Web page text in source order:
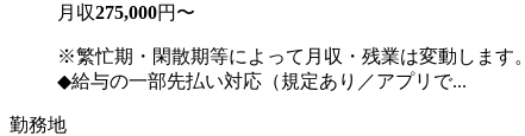
月収275,000円〜
※繁忙期・閑散期等によって月収・残業は変動します。
◆給与の一部先払い対応（規定あり／アプリで...
勤務地